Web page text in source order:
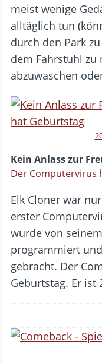
meist wenige
alltäglich tun
durch den Park
dem Fahrstuhl zu
abzuwaschen
Kein Anlass zur
Der Computervirus
Elk Cloner war
erster
wurde von
programmiert
gebracht. Der
Geburtstag. Er ist